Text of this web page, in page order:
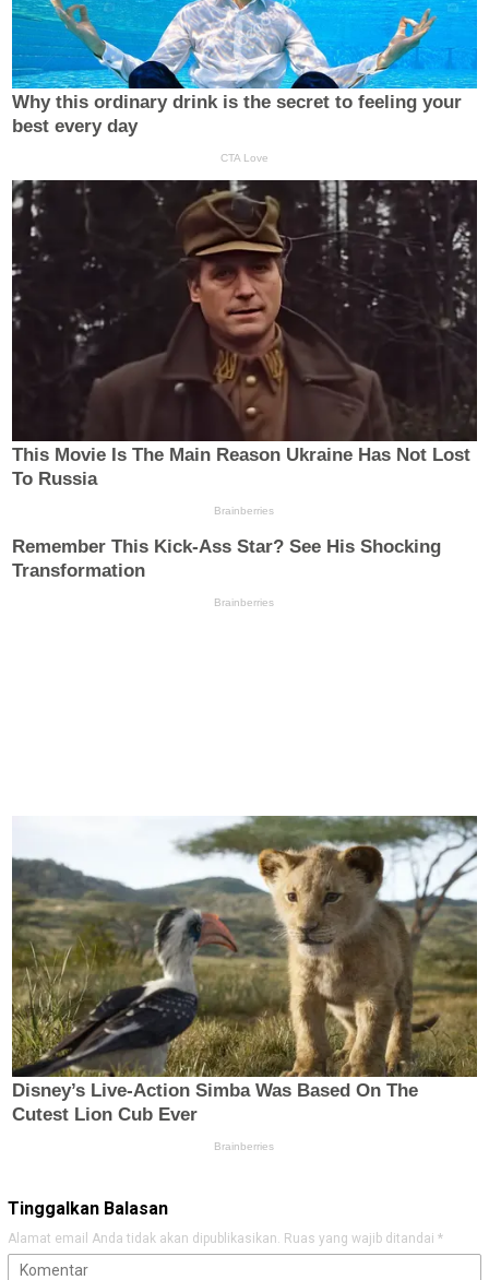
Tinggalkan Balasan
Alamat email Anda tidak akan dipublikasikan. Ruas yang wajib ditandai *